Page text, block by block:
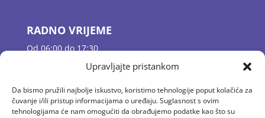
Upravljajte pristankom
Da bismo pružili najbolje iskustvo, koristimo tehnologije poput kolačića za
čuvanje i/ili pristup informacijama o uređaju. Suglasnost s ovim
tehnologijama će nam omogućiti da obrađujemo podatke kao što su
RADNO VRIJEME
Od 06:00 do 17:30
Jutarnje dežurstvo 06:00 – 07:30
Odgojne skupine 07:30 – 16:30
Popodnevno dežurstvo 16:30 – 17:30